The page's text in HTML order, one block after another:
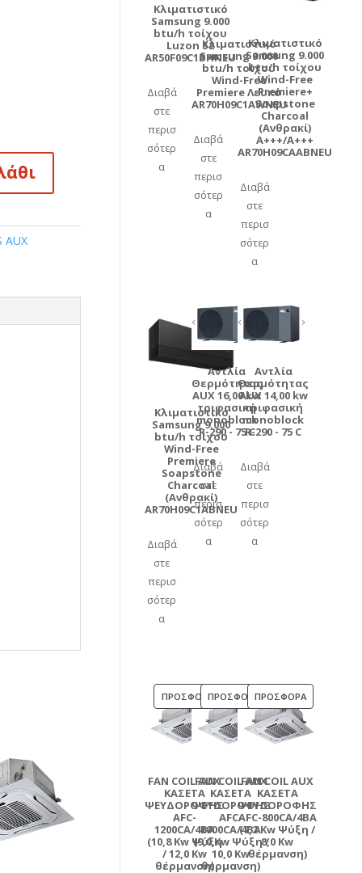
AUX
Κλιματιστικό
Samsung 9.000
btu/h τοίχου
Luzon S2
AR50F09C1BHNEU
Διαβά
στε
περισ
σότερ
α
Κλιματιστικό
Samsung 9.000
btu/h τοίχου
Wind-Free
Premiere Λευκό
AR70H09C1AWNEU
Διαβά
στε
περισ
σότερ
α
Κλιματιστικό
Samsung 9.000
btu/h τοίχου
Wind-Free
Premiere+
Soapstone
Charcoal
(Ανθρακί)
A+++/A+++
AR70H09CAABNEU
Διαβά
στε
περισ
σότερ
α
Κλιματιστικό
Samsung 9.000
btu/h τοίχου
Wind-Free
Premiere
Soapstone
Charcoal
(Ανθρακί)
AR70H09C1ABNEU
Διαβά
στε
περισ
σότερ
α
Αντλία
Θερμότητας
AUX 16,00 kw
τριφασική
monoblock
R-290 - 75 C
Διαβά
στε
περισ
σότερ
α
Αντλία
Θερμότητας
AUX 14,00 kw
τριφασική
monoblock
R-290 - 75 C
Διαβά
στε
περισ
σότερ
α
ΠΡΟΣΦΟΡΆΠΡΟΪΌΝ
ΣΕ
ΠΡΟΣΦΟΡΆ
FAN COIL AUX
ΚΑΣΕΤΑ
ΨΕΥΔΟΡΟΦΗΣ
AFC-
1200CA/4BA
(10,8 Kw Ψύξη
/ 12,0 Kw
θέρμανση)
ΠΡΟΣΦΟΡΆΠΡΟΪΌΝ
ΣΕ
ΠΡΟΣΦΟΡΆ
FAN COIL AUX
ΚΑΣΕΤΑ
ΨΕΥΔΟΡΟΦΗΣ
AFC-
1000CA/4BA
(9,0 Kw Ψύξη /
10,0 Kw
θέρμανση)
ΠΡΟΣΦΟΡΆΠΡΟΪΌΝ
ΠΡΟΣΦΟΡΆ
FAN COIL AUX
ΚΑΣΕΤΑ
ΨΕΥΔΟΡΟΦΗΣ
AFC-800CA/4BA
(7,2 Kw Ψύξη /
8,0 Kw
θέρμανση)